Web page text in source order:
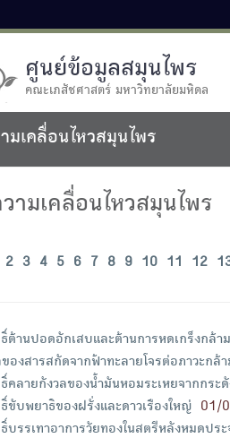
ศูนย์ข้อมูลสมุนไพร
คณะเภสัชศาสตร์ มหาวิทยาลัยมหิดล
มเคลื่อนไหวสมุนไพร
ามเคลื่อนไหวสมุนไพร
2 3 4 5 6 7 8 9 10 11 12
ต้านปอดอักเสบและต้านการหดเกร็งกล้า
องสารสกัดจากฟ้าทะลายโจรต่อภาวะก
คลายกังวลของน้ำมันหอมระเหยจากกระดั
ขับพยาธิของฝรั่งและดาวเรืองใหญ่
01/
บรรเทาอาการวัยทองในสตรีหลังหมดปร